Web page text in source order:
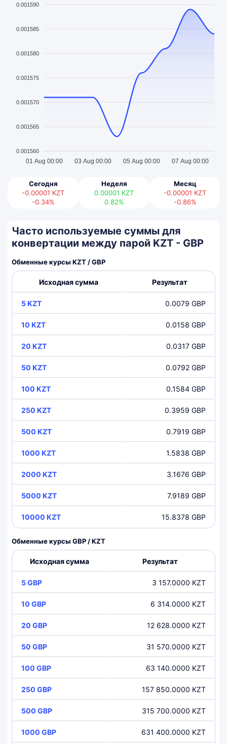
0.001590
0.001585
0.001580
0.001575
0.001570
0.001565
0.001560
01 Aug 00:00 03 Aug 00:00 05 Aug 00:00 07 Aug 00:00
Сегодня
-0.00001 KZT
-0.34%
Неделя
0.00001 KZT
0.82%
Месяц
-0.00001 KZT
-0.86%
Часто используемые суммы для
конвертации между парой KZT - GBP
Обменные курсы KZT / GBP
Исходная сумма Результат
5 KZT 0.0079 GBP
10 KZT 0.0158 GBP
20 KZT 0.0317 GBP
50 KZT 0.0792 GBP
100 KZT 0.1584 GBP
250 KZT 0.3959 GBP
500 KZT 0.7919 GBP
1000 KZT 1.5838 GBP
2000 KZT 3.1676 GBP
5000 KZT 7.9189 GBP
10000 KZT 15.8378 GBP
Обменные курсы GBP / KZT
Исходная сумма Результат
5 GBP 3 157.0000 KZT
10 GBP 6 314.0000 KZT
20 GBP 12 628.0000 KZT
50 GBP 31 570.0000 KZT
100 GBP 63 140.0000 KZT
250 GBP 157 850.0000 KZT
500 GBP 315 700.0000 KZT
1000 GBP 631 400.0000 KZT